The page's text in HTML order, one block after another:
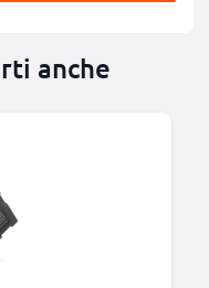
anche